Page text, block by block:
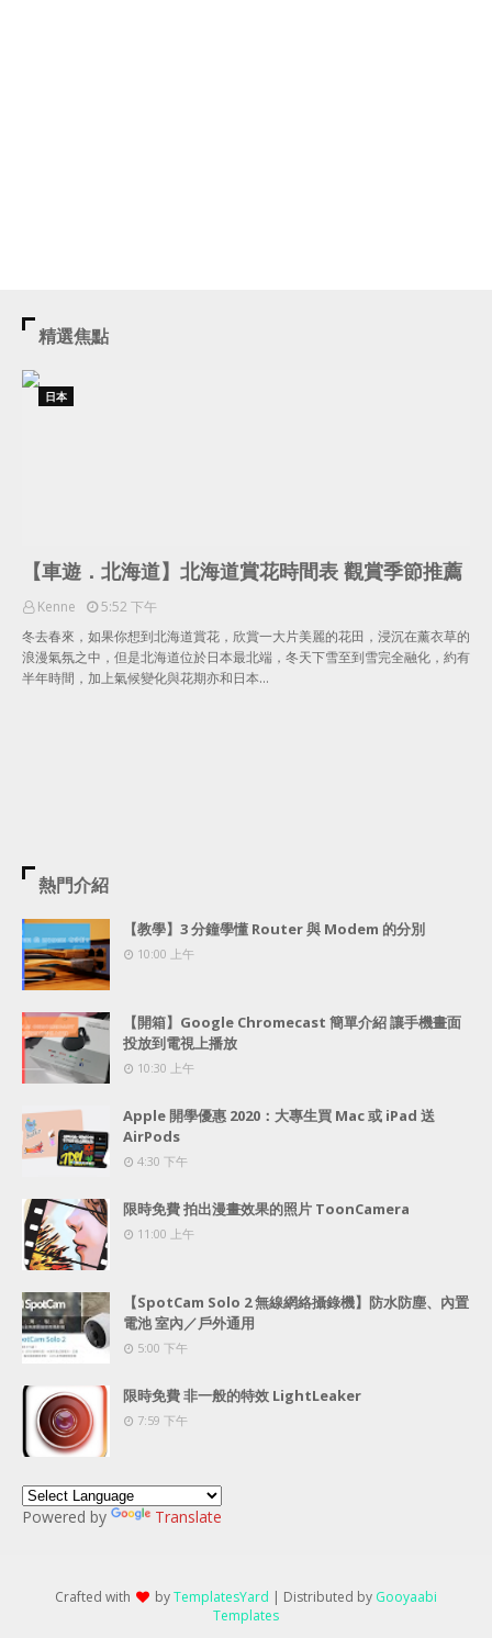
精選焦點
日本
【車遊．北海道】北海道賞花時間表 觀賞季節推薦
Kenne
5:52 下午
冬去春來，如果你想到北海道賞花，欣賞一大片美麗的花田，浸沉在薰衣草的
浪漫氣氛之中，但是北海道位於日本最北端，冬天下雪至到雪完全融化，約有
半年時間，加上氣候變化與花期亦和日本…
熱門介紹
【教學】3 分鐘學懂 Router 與 Modem 的分別
10:00 上午
【開箱】Google Chromecast 簡單介紹 讓手機畫面
投放到電視上播放
10:30 上午
Apple 開學優惠 2020：大專生買 Mac 或 iPad 送
AirPods
4:30 下午
限時免費 拍出漫畫效果的照片 ToonCamera
11:00 上午
【SpotCam Solo 2 無線網絡攝錄機】防水防塵、內置
電池 室內／戶外通用
5:00 下午
限時免費 非一般的特效 LightLeaker
7:59 下午
Powered by Translate
Crafted with byTemplatesYard | Distributed by Gooyaabi
Templates